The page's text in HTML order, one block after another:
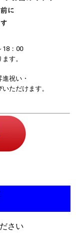
18：00
す。
祝い・
ただけます。
さい